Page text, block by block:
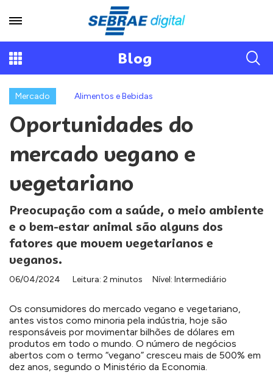
Blog
Mercado Alimentos e Bebidas
Oportunidades do
mercado vegano e
vegetariano
Preocupação com a saúde, o meio ambiente
e o bem-estar animal são alguns dos
fatores que movem vegetarianos e
veganos.
06/04/2024 Leitura: 2 minutos Nível: Intermediário
Os consumidores do mercado vegano e vegetariano,
antes vistos como minoria pela indústria, hoje são
responsáveis por movimentar bilhões de dólares em
produtos em todo o mundo. O número de negócios
abertos com o termo “vegano” cresceu mais de 500% em
dez anos, segundo o Ministério da Economia.